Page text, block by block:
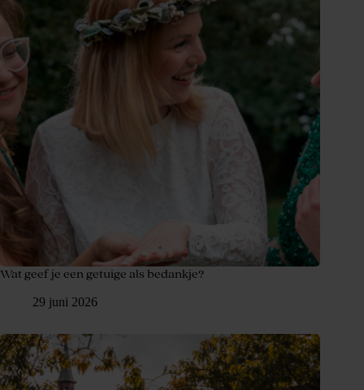
Wat geef je een getuige als bedankje?
29 juni 2026